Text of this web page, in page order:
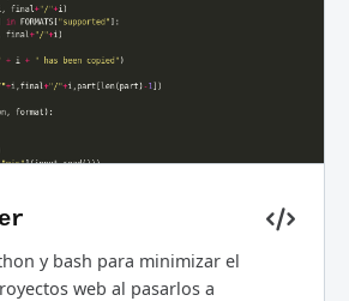
y bash para minimizar el
web al pasarlos a